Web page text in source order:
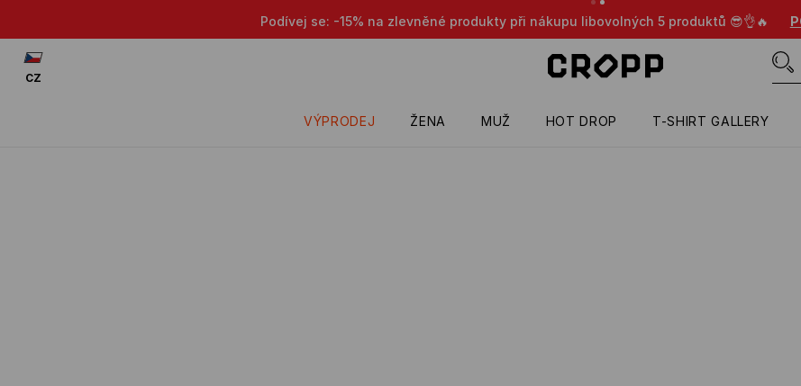
Podívej se: -15% na zlevněné produkty při nákupu libovolných 5 produktů 😎👌🔥
VÝPRODEJ ŽENA MUŽ HOT DROP T-SHIRT GALLERY
CZ